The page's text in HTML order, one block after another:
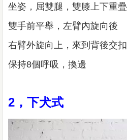
坐姿，屈雙腿，雙膝上下重疊
雙手前平舉，左臂內旋向後
右臂外旋向上，來到背後交扣
保持8個呼吸，換邊
2，下犬式